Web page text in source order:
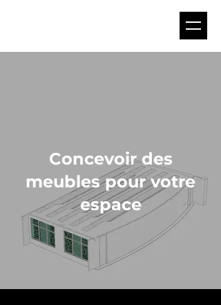
Concevoir des
meubles pour votre
espace